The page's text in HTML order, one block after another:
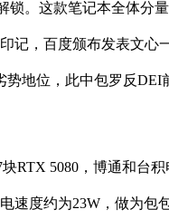
这款笔记本全体分
，百度颁布发表文
地位，此中包罗反
5080，博通和台
度约为23W，做为